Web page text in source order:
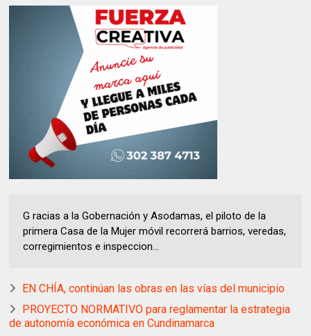
G racias a la Gobernación y Asodamas, el piloto de la
primera Casa de la Mujer móvil recorrerá barrios, veredas,
corregimientos e inspeccion...
EN CHÍA, continúan las obras en las vías del municipio
PROYECTO NORMATIVO para reglamentar la estrategia
de autonomía económica en Cundinamarca